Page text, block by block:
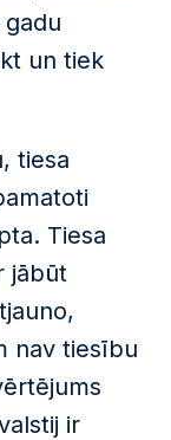
un tiek
tiesa
Tiesa
jābūt
nav tiesību
ir